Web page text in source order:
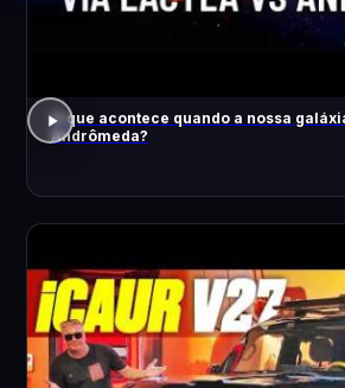
O que acontece quando a nossa
Andrômeda?